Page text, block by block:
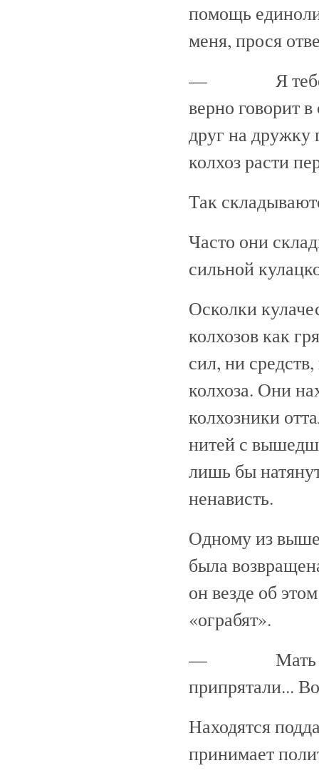
помощь
меня, прося
— Я тебе,
верно говорит
друг на дружку
колхоз расти
Так
Часто они
сильной
Осколки
колхозов как
сил, ни
колхоза. Они
колхозники
нитей с
лишь бы
ненависть.
Одному из
была
он везде об
«ограбят».
— Мать их
припрятали...
Находятся
принимает